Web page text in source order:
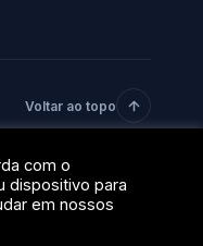
Voltar ao topo
grupo QR Capital.
com o
dispositivo para
em nossos